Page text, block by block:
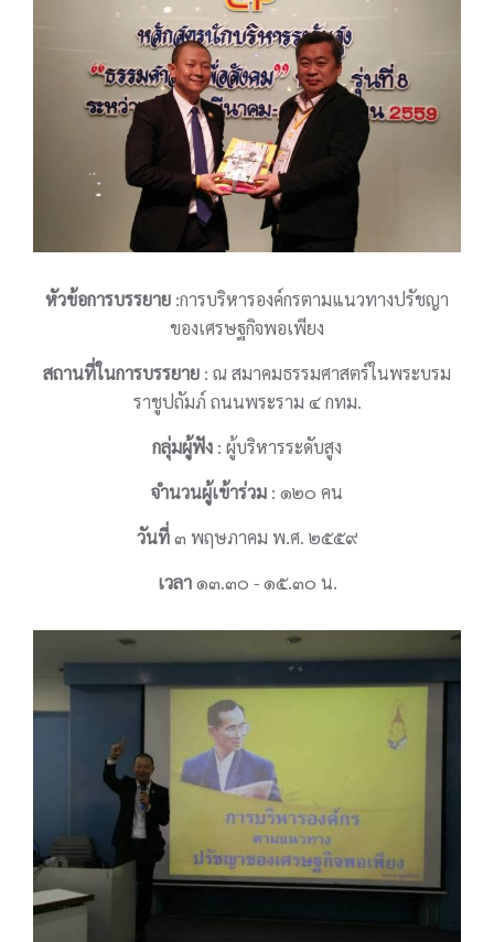
หัวข้อการบรรยาย :การบริหารองค์กรตามแนวทางปรัชญา
ของเศรษฐกิจพอเพียง
สถานที่ในการบรรยาย : ณ สมาคมธรรมศาสตร์ในพระบรม
ราชูปถัมภ์ ถนนพระราม ๔ กทม.
กลุ่มผู้ฟัง : ผู้บริหารระดับสูง
จำนวนผู้เข้าร่วม : ๑๒๐ คน
วันที่๓ พฤษภาคม พ.ศ. ๒๕๕๙
เวลา๑๓.๓๐ - ๑๕.๓๐ น.